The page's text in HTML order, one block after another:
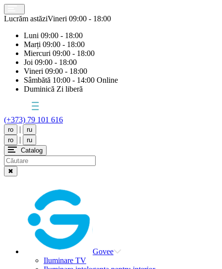
Lucrăm astăziVineri 09:00 - 18:00
Luni 09:00 - 18:00
Marți 09:00 - 18:00
Miercuri 09:00 - 18:00
Joi 09:00 - 18:00
Vineri 09:00 - 18:00
Sâmbătă 10:00 - 14:00 Online
Duminică Zi liberă
(+373) 79 101 616
ro |
ru
ro
|
ru
Catalog
✖
Govee
Iluminare TV